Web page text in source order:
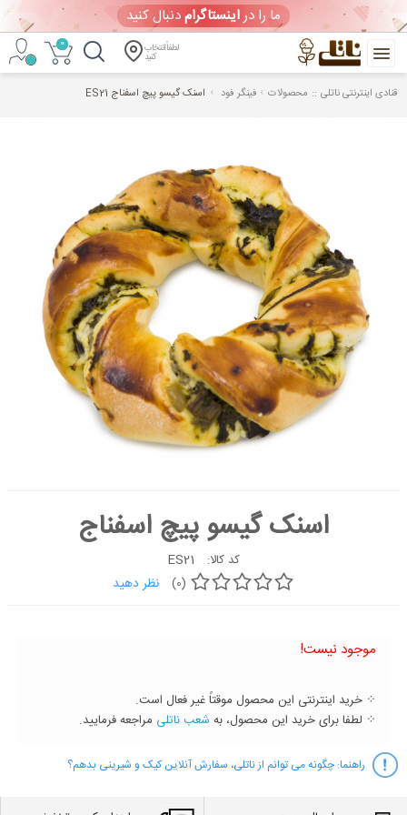
ما را دراینستاگرامدنبال کنید
لطفاً انتخاب
کنید
0
خرید
ویترین امروز
کیک
سفارشی
قنادی اینترنتی ناتلی :: محصولات فینگر فود اسنک گیسو پیچ اسفناج ES21
اسنک گیسو پیچ اسفناج
کد کالا: ES21
(0) نظر دهید
موجود نیست!
⁘ خرید اینترنتی این محصول موقتاً غیر فعال است.
⁘ لطفا برای خرید این محصول، به شعب ناتلی مراجعه فرمایید.
راهنما: چگونه می توانم از ناتلی، سفارش آنلاین کیک و شیرینی بدهم؟